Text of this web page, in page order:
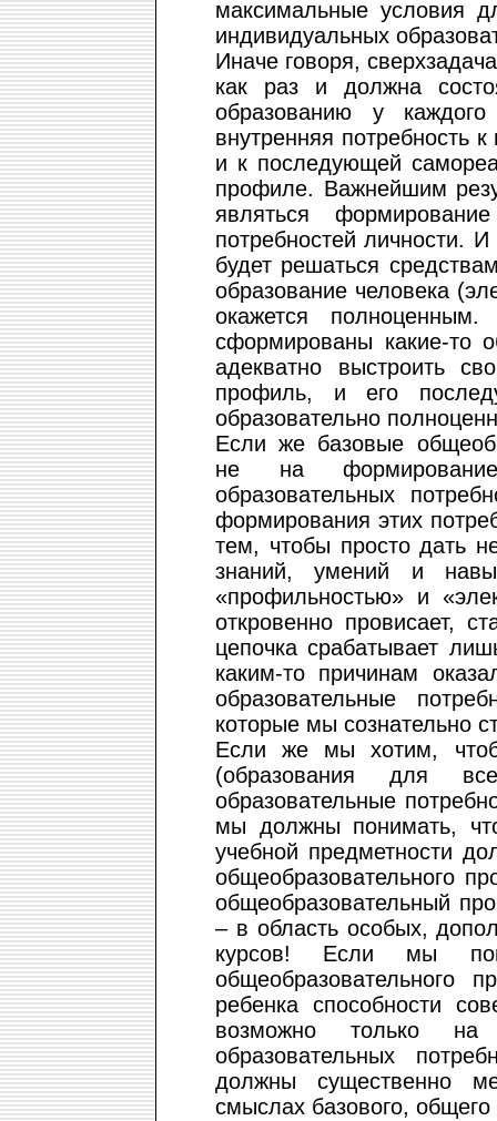
максимальные условия
индивидуальных
Иначе говоря,
как раз и должна
образованию у
внутренняя потребность
и к последующей
профиле. Важнейшим
являться
потребностей личности.
будет решаться
образование человека
окажется
сформированы какие-то
адекватно выстроить
профиль, и его
образовательно
Если же базовые
не на
образовательных
формирования этих
тем, чтобы просто дать
знаний, умений и
«профильностью» и
откровенно провисает,
цепочка срабатывает
каким-то причинам
образовательные
которые мы сознательно
Если же мы хотим,
(образования для
образовательные
мы должны понимать,
учебной предметности
общеобразовательного
общеобразовательный
– в область особых,
курсов! Если мы
общеобразовательного
ребенка способности
возможно только на
образовательных
должны существенно
смыслах базового, общего